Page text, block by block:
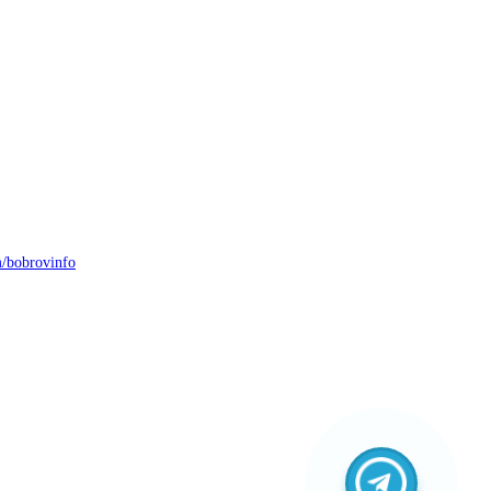
bobrovinfo